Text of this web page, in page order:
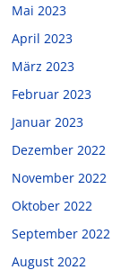
Mai 2023
April 2023
März 2023
Februar 2023
Januar 2023
Dezember 2022
November 2022
Oktober 2022
September 2022
August 2022